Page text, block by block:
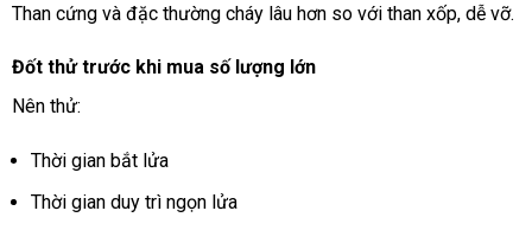
Than cứng và đặc thường cháy lâu hơn so với than xốp, dễ vỡ.
Đốt thử trước khi mua số lượng lớn
Nên thử:
Thời gian bắt lửa
Thời gian duy trì ngọn lửa